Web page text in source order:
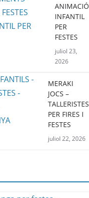
ANIMACIÓ
INFANTIL
PER
FESTES
juliol 23,
2026
MERAKI
JOCS –
TALLERISTES
PER FIRES I
FESTES
juliol 22, 2026